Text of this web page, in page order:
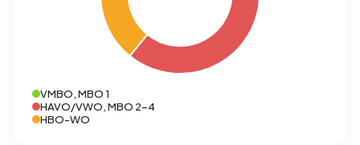
VMBO, MBO 1
HAVO/VWO, MBO 2-4
HBO-WO